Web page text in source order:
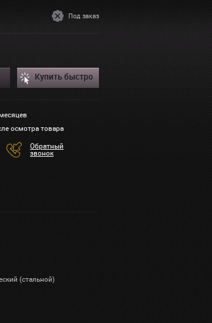
Под заказ
Купить быстро
осмотра товара
Обратный
звонок
(стальной)